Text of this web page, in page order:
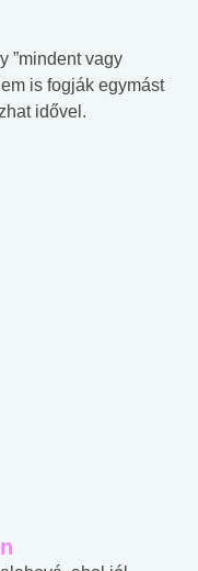
”mindent vagy
is fogják egymást
idővel.